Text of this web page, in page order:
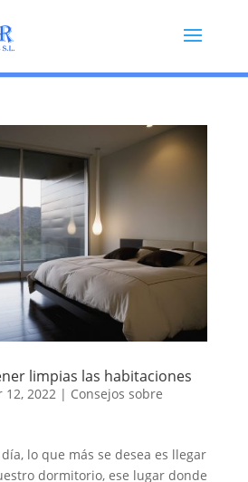
limpias las habitaciones
12, 2022| Consejos sobre
lo que más se desea es llegar
dormitorio, ese lugar donde